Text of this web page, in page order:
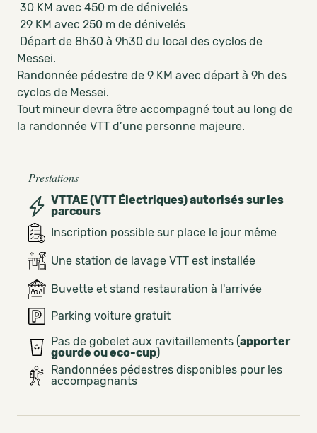
30 KM avec 450 m de dénivelés
29 KM avec 250 m de dénivelés
Départ de 8h30 à 9h30 du local des cyclos de
Messei.
Randonnée pédestre de 9 KM avec départ à 9h des
cyclos de Messei.
Tout mineur devra être accompagné tout au long de
la randonnée VTT d’une personne majeure.
Prestations
VTTAE (VTT Électriques) autorisés sur les
parcours
Inscription possible sur place le jour même
Une station de lavage VTT est installée
Buvette et stand restauration à l'arrivée
Parking voiture gratuit
Pas de gobelet aux ravitaillements (apporter
gourde ou eco-cup)
Randonnées pédestres disponibles pour les
accompagnants